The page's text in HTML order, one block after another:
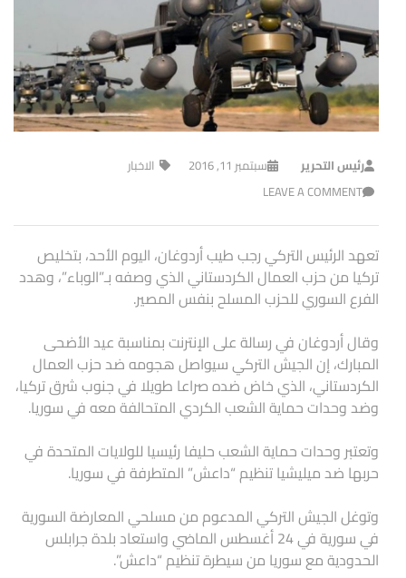
رئيس التحرير سبتمبر 11, 2016
الاخبار
LEAVE A COMMENT
تعهد الرئيس التركي رجب طيب أردوغان، اليوم الأحد، بتخليص
تركيا من حزب العمال الكردستاني الذي وصفه بـ”الوباء”، وهدد
الفرع السوري للحزب المسلح بنفس المصير.
وقال أردوغان في رسالة على الإنترنت بمناسبة عيد الأضحى
المبارك، إن الجيش التركي سيواصل هجومه ضد حزب العمال
الكردستاني، الذي خاض ضده صراعا طويلا في جنوب شرق تركيا،
وضد وحدات حماية الشعب الكردي المتحالفة معه في سوريا.
وتعتبر وحدات حماية الشعب حليفا رئيسيا للولايات المتحدة في
حربها ضد ميليشيا تنظيم “داعش” المتطرفة في سوريا.
وتوغل الجيش التركي المدعوم من مسلحي المعارضة السورية
في سورية في 24 أغسطس الماضي واستعاد بلدة جرابلس
الحدودية مع سوريا من سيطرة تنظيم “داعش”.